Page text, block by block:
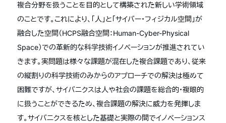
複合分野を扱うことを目的として構築された新しい学術領域
のことです。これにより、「人」と「サイバー・フィジカル空間」が
融合した空間（HCPS融合空間：Human-Cyber-Physical
Space）での革新的な科学技術イノベーションが推進されてい
きます。実問題は様々な課題が混在した複合課題であり、従来
の縦割りの科学技術のみからのアプローチでの解決は極めて
困難ですが、サイバニクスは人や社会の課題を総合的・複眼的
に扱うことができるため、複合課題の解決に威力を発揮しま
す。サイバニクスを核とした基礎と実際の間でイノベーションス